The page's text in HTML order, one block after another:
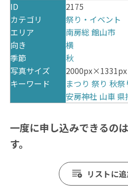
ID
2175
カテゴリ
祭り・イベント
エリア
南房総 館山市
向き
横
季節
秋
写真サイズ
2000px×1331px
キーワード
まつり 祭り 秋祭
安房神社 山車 県
一度に申し込みできるの
す。
リストに